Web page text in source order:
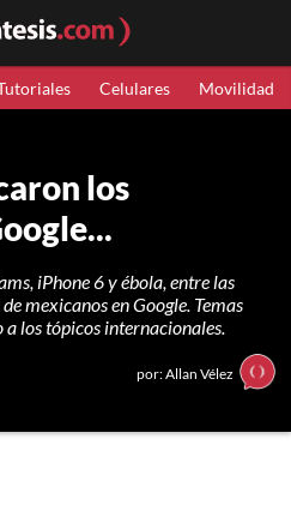
Celulares Movilidad
los
iPhone 6 y ébola, entre las
mexicanos en Google. Temas
a los tópicos internacionales.
por: Allan Vélez